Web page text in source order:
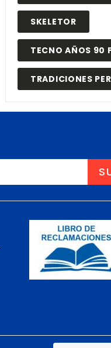
SKELETOR
TECNO AÑOS 90
TRADICIONES